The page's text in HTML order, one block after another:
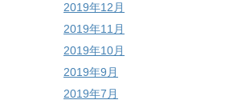
2019年12月
2019年11月
2019年10月
2019年9月
2019年7月